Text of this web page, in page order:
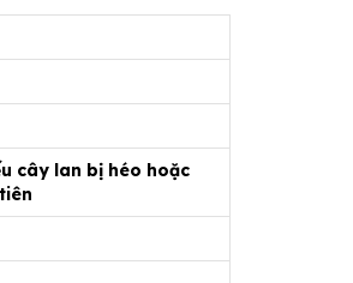
cây lan bị héo hoặc